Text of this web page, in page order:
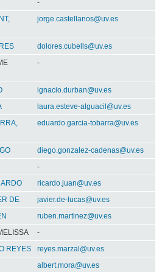
-
jorge.castellanos@uv.es
dolores.cubells@uv.es
-
ignacio.durban@uv.es
laura.esteve-alguacil@uv.es
eduardo.garcia-tobarra@uv.es
diego.gonzalez-cadenas@uv.es
-
ricardo.juan@uv.es
DE
javier.de-lucas@uv.es
ruben.martinez@uv.es
-
REYES
reyes.marzal@uv.es
albert.mora@uv.es